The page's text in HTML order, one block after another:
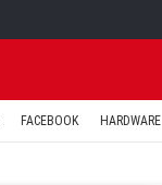
FACEBOOK HARDWARE